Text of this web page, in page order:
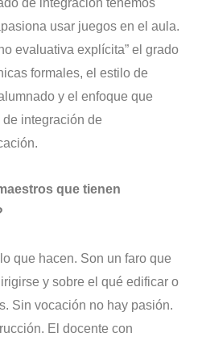
de integración tenemos
usar juegos en el aula.
evaluativa explícita” el grado
formales, el estilo de
y el enfoque que
integración de
que tienen
que hacen. Son un faro que
y sobre el qué edificar o
Sin vocación no hay pasión.
El docente con